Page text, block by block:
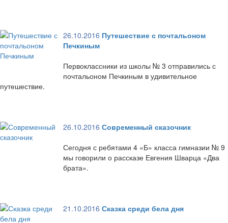
26.10.2016 Путешествие с почтальоном
Печкиным
Первоклассники из школы № 3 отправились с
почтальоном Печкиным в удивительное
путешествие.
26.10.2016 Современный сказочник
Сегодня с ребятами 4 «Б» класса гимназии № 9
мы говорили о рассказе Евгения Шварца «Два
брата».
21.10.2016 Сказка среди бела дня